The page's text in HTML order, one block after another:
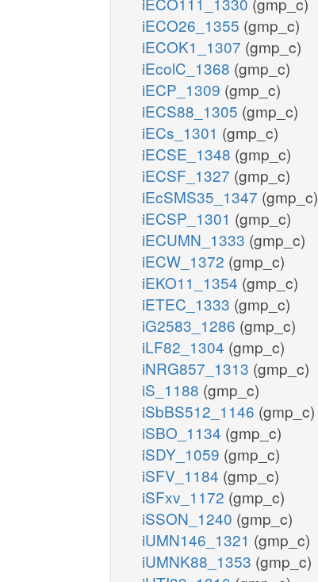
iECO26_1355 (gmp_c)
iECOK1_1307 (gmp_c)
iEcolC_1368 (gmp_c)
iECP_1309 (gmp_c)
iECS88_1305 (gmp_c)
iECs_1301 (gmp_c)
iECSE_1348 (gmp_c)
iECSF_1327 (gmp_c)
iEcSMS35_1347 (gmp_c)
iECSP_1301 (gmp_c)
iECUMN_1333 (gmp_c)
iECW_1372 (gmp_c)
iEKO11_1354 (gmp_c)
iETEC_1333 (gmp_c)
iG2583_1286 (gmp_c)
iLF82_1304 (gmp_c)
iNRG857_1313 (gmp_c)
iS_1188 (gmp_c)
iSbBS512_1146 (gmp_c)
iSBO_1134 (gmp_c)
iSDY_1059 (gmp_c)
iSFV_1184 (gmp_c)
iSFxv_1172 (gmp_c)
iSSON_1240 (gmp_c)
iUMN146_1321 (gmp_c)
iUMNK88_1353 (gmp_c)